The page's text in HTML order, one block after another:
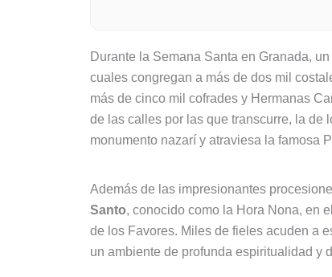
Durante la Semana Santa en Granada,
cuales congregan a más de dos mil
más de cinco mil cofrades y Hermanas
de las calles por las que transcurre, la de
monumento nazarí y atraviesa la famosa
Además de las impresionantes
Santo, conocido como la Hora Nona, en
de los Favores. Miles de fieles acuden a
un ambiente de profunda espiritualidad y